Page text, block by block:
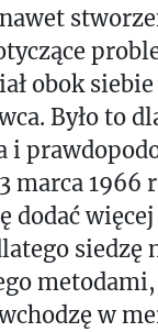
obok siebie
Było to
marca 1966
dodać
siedzę
w